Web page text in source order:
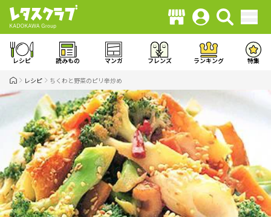
レシピ 読みもの マンガ フレンズ ランキング 特集
レシピ ちくわと野菜のピリ辛炒め